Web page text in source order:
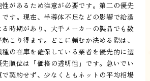
があるため注意が必要です。第二の優先
す。現在、半導体不足などの影響で給湯
時期があり、大手メーカーの製品でも数
こり得ます。どこに頼むか決める際は、
の在庫を確保している業者を優先的に選
順位は「価格の透明性」です。急いでい
契約せず、少なくともネットの平均相場